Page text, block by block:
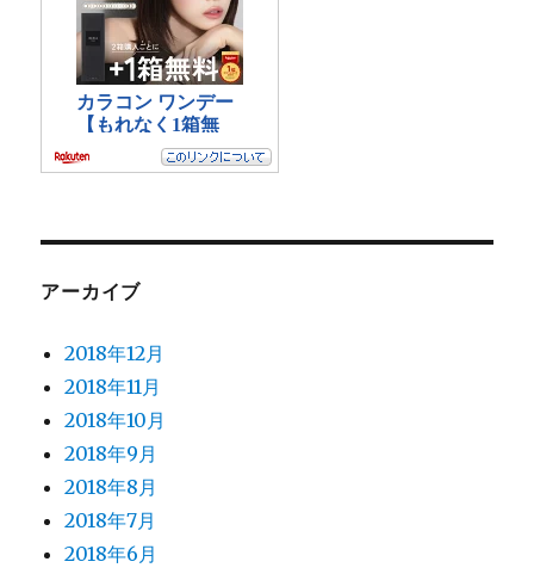
アーカイブ
2018年12月
2018年11月
2018年10月
2018年9月
2018年8月
2018年7月
2018年6月